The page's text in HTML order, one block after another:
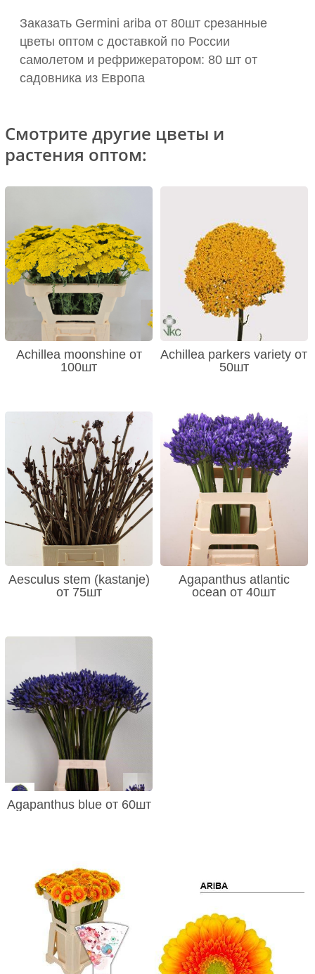
Заказать Germini ariba от 80шт срезанные
цветы оптом с доставкой по России
самолетом и рефрижератором: 80 шт от
садовника из Европа
Смотрите другие цветы и
растения оптом:
Achillea moonshine от
100шт
Achillea parkers variety от
50шт
Aesculus stem (kastanje)
от 75шт
Agapanthus atlantic
ocean от 40шт
Agapanthus blue от 60шт